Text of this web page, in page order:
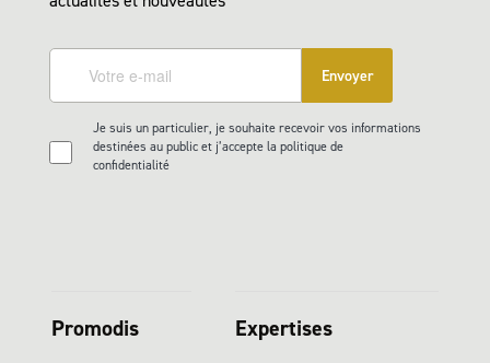
Envoyer
Je suis un particulier, je souhaite recevoir vos informations
destinées au public et j’accepte la politique de
confidentialité
Promodis Expertises